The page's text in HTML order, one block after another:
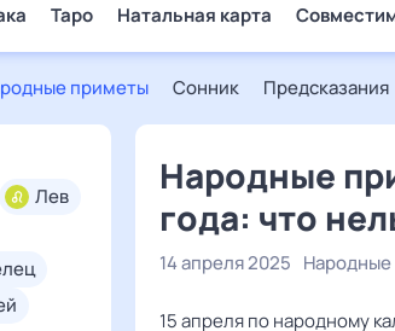
Таро Натальная карта
приметы Сонник Предсказания
Лев
Народные
года: что
14 апреля 2025
15 апреля по народному